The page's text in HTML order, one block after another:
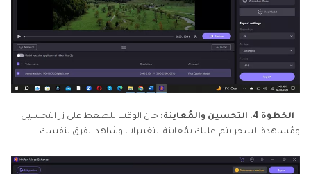
الخطوة 4. التحسين والمُعاينة:
حان الوقت للضغط على زر التحسين
ومُشاهدة السحر يتم. عليك بمُعاينة التغييرات وشاهد الفرق بنفسك.